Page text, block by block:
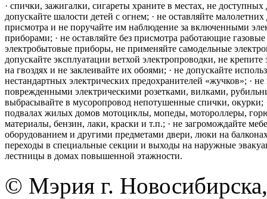
· спички, зажигалки, сигареты храните в местах, не доступных
допускайте шалости детей с огнем; · не оставляйте малолетних
присмотра и не поручайте им наблюдение за включенными
приборами; · не оставляйте без присмотра работающие
электробытовые приборы, не применяйте самодельные
допускайте эксплуатации ветхой электропроводки, не крепите
на гвоздях и не заклеивайте их обоями; · не допускайте
нестандартных электрических предохранителей «жучков»; · не
поврежденными электрическими розетками, вилками,
выбрасывайте в мусоропровод непотушенные спички, окурки;
подвалах жилых домов мотоциклы, мопеды, мотороллеры,
материалы, бензин, лаки, краски и т.п.; · не загромождайте
оборудованием и другими предметами двери, люки на
переходы в специальные секции и выходы на наружные
лестницы в домах повышенной этажности.
© Мэрия г.